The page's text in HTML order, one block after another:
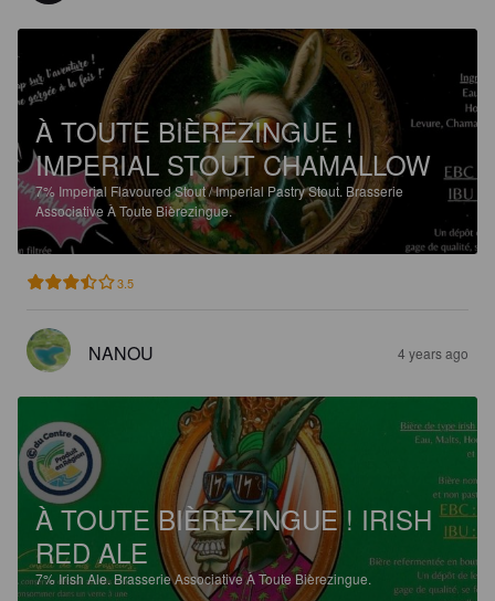
À TOUTE BIÈREZINGUE !
IMPERIAL STOUT CHAMALLOW
7% Imperial Flavoured Stout / Imperial Pastry Stout. Brasserie
Associative À Toute Bièrezingue.
3.5
NANOU 4 years ago
À TOUTE BIÈREZINGUE ! IRISH
RED ALE
7%Irish Ale.Brasserie Associative À Toute Bièrezingue.